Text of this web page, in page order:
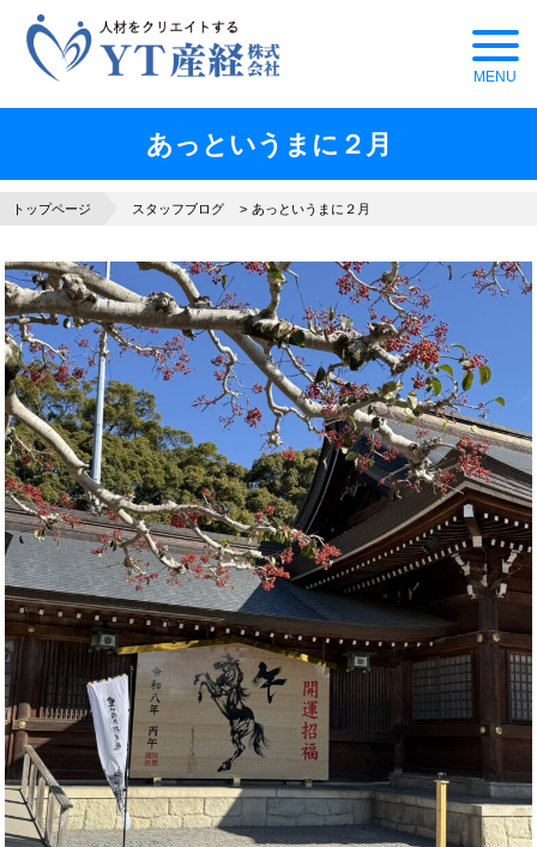
あっというまに２月
トップページ スタッフブログ あっというまに２月